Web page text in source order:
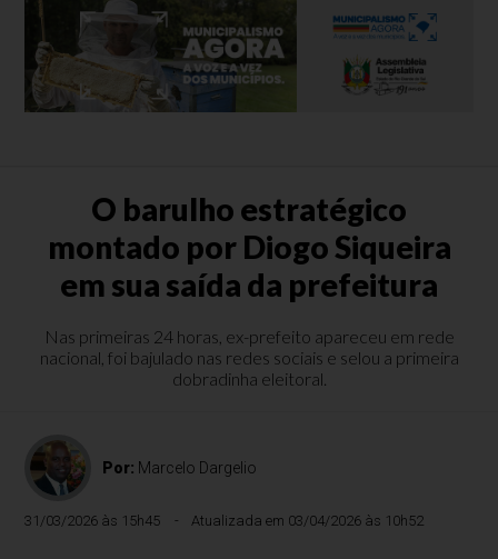
O barulho estratégico
montado por Diogo Siqueira
em sua saída da prefeitura
Nas primeiras 24 horas, ex-prefeito apareceu em rede
nacional, foi bajulado nas redes sociais e selou a primeira
dobradinha eleitoral.
Por: Marcelo Dargelio
31/03/2026 às 15h45 Atualizada em 03/04/2026 às 10h52